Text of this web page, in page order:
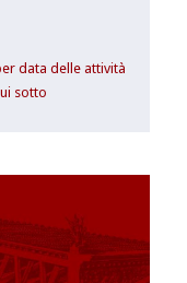
data delle attività
sotto